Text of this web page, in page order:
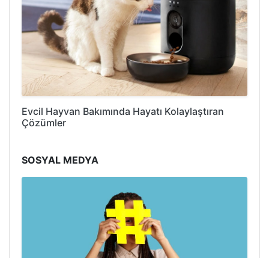
Evcil Hayvan Bakımında Hayatı Kolaylaştıran
Çözümler
SOSYAL MEDYA